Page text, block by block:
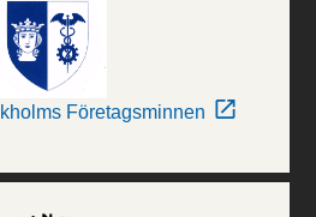
Företagsminnen